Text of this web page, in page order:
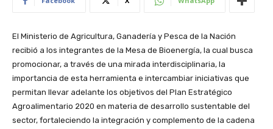
El Ministerio de Agricultura, Ganadería y Pesca de la Nación
recibió a los integrantes de la Mesa de Bioenergía, la cual busca
promocionar, a través de una mirada interdisciplinaria, la
importancia de esta herramienta e intercambiar iniciativas que
permitan llevar adelante los objetivos del Plan Estratégico
Agroalimentario 2020 en materia de desarrollo sustentable del
sector, fortaleciendo la integración y complemento de la cadena